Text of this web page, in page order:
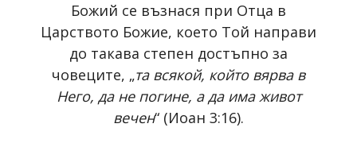
Божий се възнася при Отца в
Царството Божие, което Той направи
до такава степен достъпно за
човеците, „та всякой, който вярва в
Него, да не погине, а да има живот
вечен“ (Иоан 3:16).